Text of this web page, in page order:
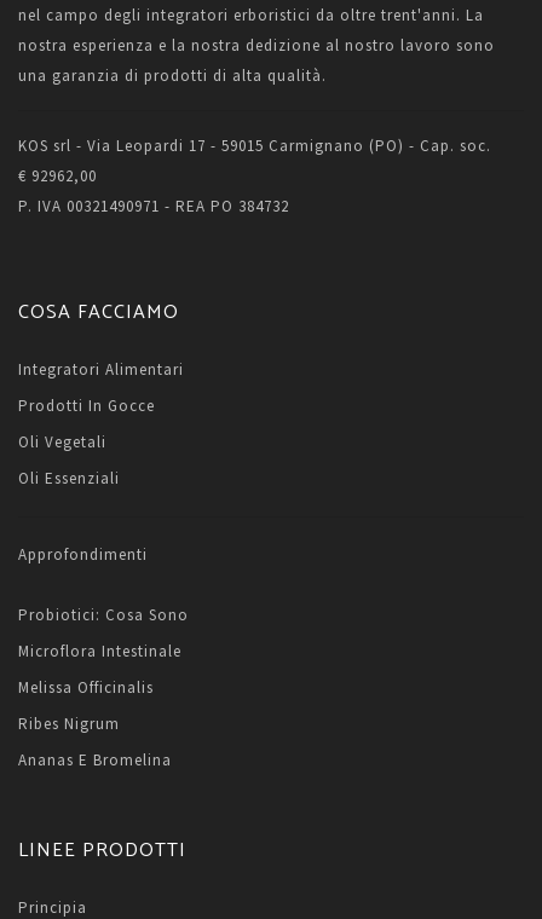
nel campo degli integratori erboristici da oltre trent'anni. La
nostra esperienza e la nostra dedizione al nostro lavoro sono
una garanzia di prodotti di alta qualità.
KOS srl - Via Leopardi 17 - 59015 Carmignano (PO) - Cap. soc.
€ 92962,00
P. IVA 00321490971 - REA PO 384732
COSA FACCIAMO
Integratori Alimentari
Prodotti In Gocce
Oli Vegetali
Oli Essenziali
Approfondimenti
Probiotici: Cosa Sono
Microflora Intestinale
Melissa Officinalis
Ribes Nigrum
Ananas E Bromelina
LINEE PRODOTTI
Principia